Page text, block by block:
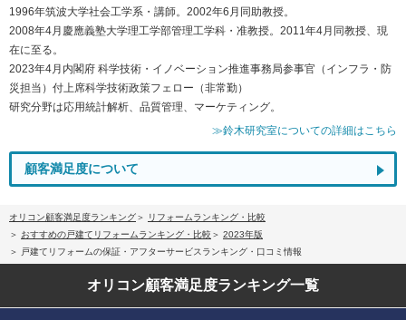
1996年筑波大学社会工学系・講師。2002年6月同助教授。
2008年4月慶應義塾大学理工学部管理工学科・准教授。2011年4月同教授、現
在に至る。
2023年4月内閣府 科学技術・イノベーション推進事務局参事官（インフラ・防
災担当）付上席科学技術政策フェロー（非常勤）
研究分野は応用統計解析、品質管理、マーケティング。
≫鈴木研究室についての詳細はこちら
顧客満足度について
オリコン顧客満足度ランキング
リフォームランキング・比較
おすすめの戸建てリフォームランキング・比較
2023年版
戸建てリフォームの保証・アフターサービスランキング・口コミ情報
オリコン顧客満足度ランキング一覧